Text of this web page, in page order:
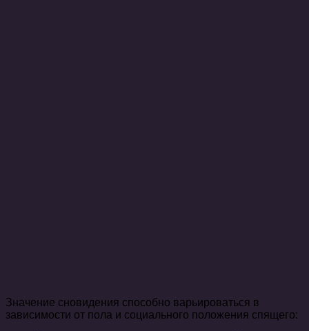
Значение сновидения способно варьироваться в
зависимости от пола и социального положения спящего: